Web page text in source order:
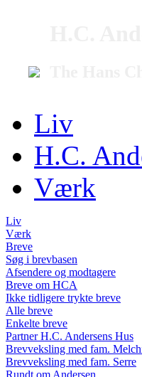
Liv
H.C.
Værk
Liv
Værk
Breve
Søg i brevbasen
Afsendere og modtagere
Breve om HCA
Ikke tidligere trykte breve
Alle breve
Enkelte breve
Partner H.C. Andersens Hus
Brevveksling med fam.
Brevveksling med fam. Serre
Rundt om Andersen